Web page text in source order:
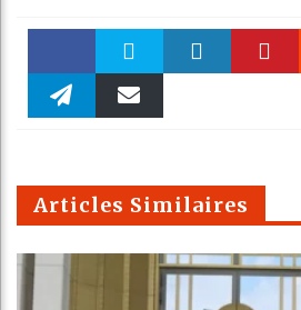
Faceboo Twitter
m
Articles Similaires